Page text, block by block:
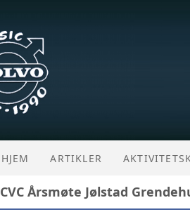
HJEM ARTIKLER
CVC Årsmøte Jølstad